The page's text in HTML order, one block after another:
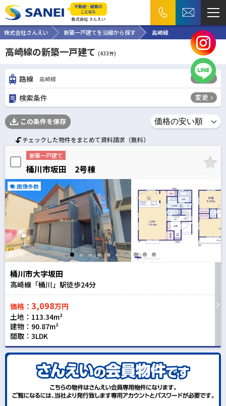
株式会社さんえい 新築一戸建てを沿線から探す 高崎線
高崎線の新築一戸建て (433件)
路線 高崎線 変更
検索条件 変更
この条件を保存
チェックした物件をまとめて資料請求（無料）
新築一戸建て
桶川市坂田 2号棟
画像多数
桶川市大字坂田
高崎線「桶川」駅徒歩24分
価格： 3,098万円
土地：113.34m²
建物：90.87m²
間取：3LDK